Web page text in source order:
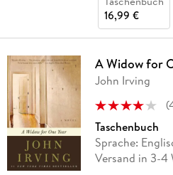
16,99 €
A Widow for
John Irving
(
Taschenbuch
Sprache:
Versand in 3-4